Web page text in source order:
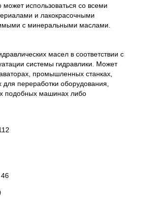
может использоваться со всеми
и лакокрасочными
с минеральными маслами.
масел в соответствии с
системы гидравлики. Может
промышленных станках,
переработки оборудования,
подобных машинах либо